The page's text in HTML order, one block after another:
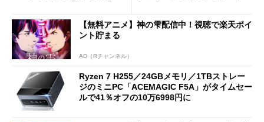
【無料アニメ】神の雫配信中！視聴で楽天ポイ
ント貯まる
AD（Rチャンネル）
Ryzen 7 H255／24GBメモリ／1TBストレー
ジのミニPC「ACEMAGIC F5A」がタイムセー
ルで41％オフの10万6998円に